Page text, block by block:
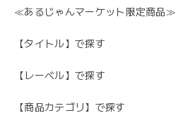
≪あるじゃんマーケット限定商品≫
【タイトル】で探す
【レーベル】で探す
【商品カテゴリ】で探す